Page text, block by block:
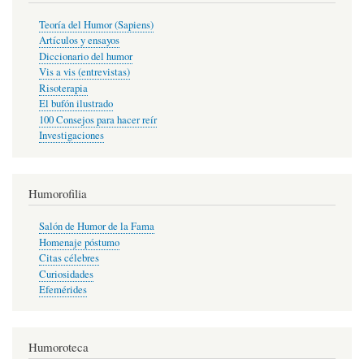
Teoría del Humor (Sapiens)
Artículos y ensayos
Diccionario del humor
Vis a vis (entrevistas)
Risoterapia
El bufón ilustrado
100 Consejos para hacer reír
Investigaciones
Humorofilia
Salón de Humor de la Fama
Homenaje póstumo
Citas célebres
Curiosidades
Efemérides
Humoroteca